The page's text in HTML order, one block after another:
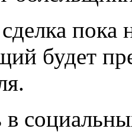
пока
будет